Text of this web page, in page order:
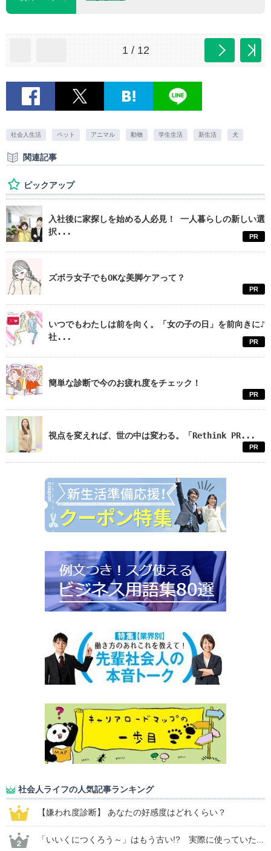
1 / 12
社会人生活 ペット アニマル 動物 学生生活 新生活 犬
関連記事
ピックアップ
入社後に家探しを始める人必見！ 一人暮らしの新しい選
択...
PR
ズボラ女子でもOKな美脚ケアって？
PR
いつでもわたしは前を向く。「女の子の日」を前向きに♪
社...
PR
簡単な診断で今のお疲れ度をチェック！
PR
視点を変えれば、世の中は変わる。「Rethink PR...
PR
社会人ライフの人気記事ランキング
【嫌われ度診断】 あなたの好感度はどれくらい？
「いいくにつくろう～」はもう古い!? 実際に使っていた...